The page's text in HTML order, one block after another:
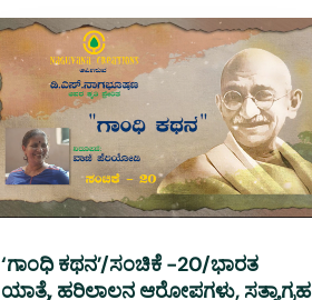
‘ಗಾಂಧಿ ಕಥನ’/ಸಂಚಿಕೆ -20/ಭಾರತ
ಯಾತ್ರೆ, ಹರಿಲಾಲನ ಆರೋಪಗಳು, ಸತ್ಯಾಗ್ರಹ